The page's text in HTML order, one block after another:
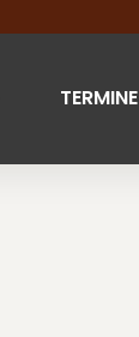
TERMINE